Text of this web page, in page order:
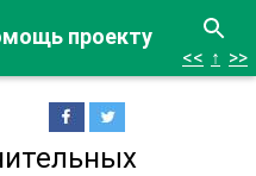
проекту
<< ↑ >>